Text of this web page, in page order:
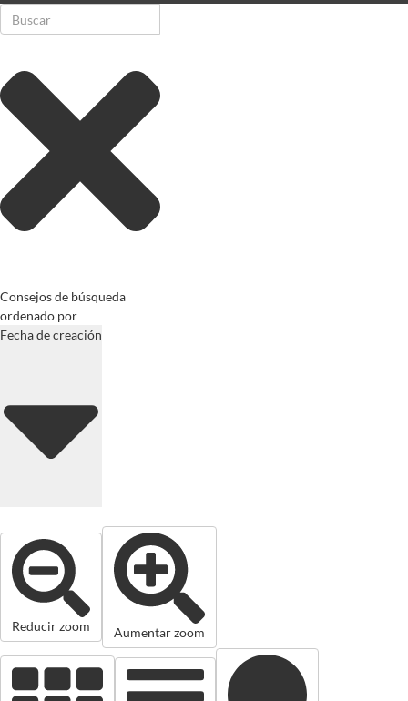
Consejos de búsqueda
ordenado por
Fecha de creación
Reducir zoom Aumentar zoom